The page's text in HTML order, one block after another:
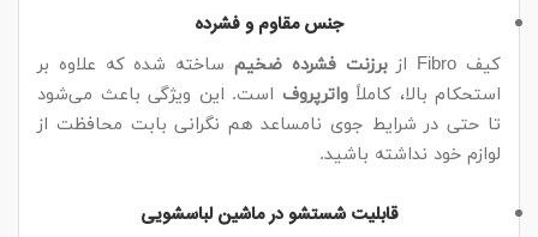
جنس مقاوم و فشرده
کیف Fibro از برزنت فشرده ضخیمساخته شده که علاوه بر
استحکام بالا، کاملاً واترپروفاست. این ویژگی باعث می‌شود
تا حتی در شرایط جوی نامساعد هم نگرانی بابت محافظت از
لوازم خود نداشته باشید.
قابلیت شستشو در ماشین لباسشویی